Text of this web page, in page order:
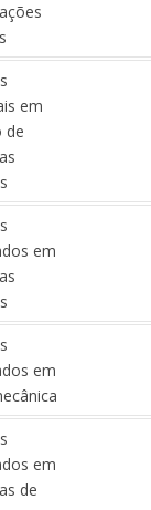
em
de
em
em
em
de